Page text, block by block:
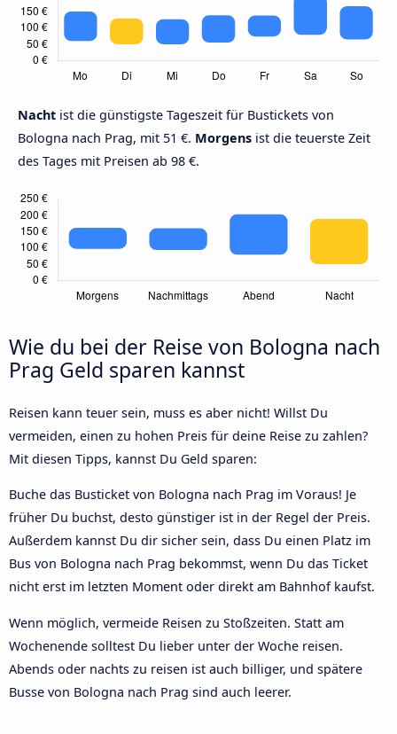
Nacht ist die günstigste Tageszeit für Bustickets von
Bologna nach Prag, mit 51 €. Morgens ist die teuerste Zeit
des Tages mit Preisen ab 98 €.
Wie du bei der Reise von Bologna nach
Prag Geld sparen kannst
Reisen kann teuer sein, muss es aber nicht! Willst Du
vermeiden, einen zu hohen Preis für deine Reise zu zahlen?
Mit diesen Tipps, kannst Du Geld sparen:
Buche das Busticket von Bologna nach Prag im Voraus! Je
früher Du buchst, desto günstiger ist in der Regel der Preis.
Außerdem kannst Du dir sicher sein, dass Du einen Platz im
Bus von Bologna nach Prag bekommst, wenn Du das Ticket
nicht erst im letzten Moment oder direkt am Bahnhof kaufst.
Wenn möglich, vermeide Reisen zu Stoßzeiten. Statt am
Wochenende solltest Du lieber unter der Woche reisen.
Abends oder nachts zu reisen ist auch billiger, und spätere
Busse von Bologna nach Prag sind auch leerer.